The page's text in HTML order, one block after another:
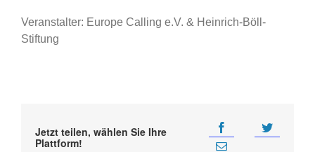
Veranstalter: Europe Calling e.V. & Heinrich-Böll-
Stiftung
Jetzt teilen, wählen Sie Ihre
Plattform!